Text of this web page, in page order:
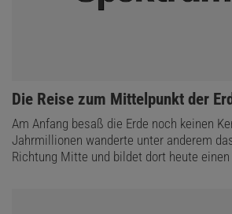
:
Die Reise zum Mittelpunkt der
Am Anfang besaß die Erde noch keinen
Jahrmillionen wanderte unter anderem
Richtung Mitte und bildet dort heute einen